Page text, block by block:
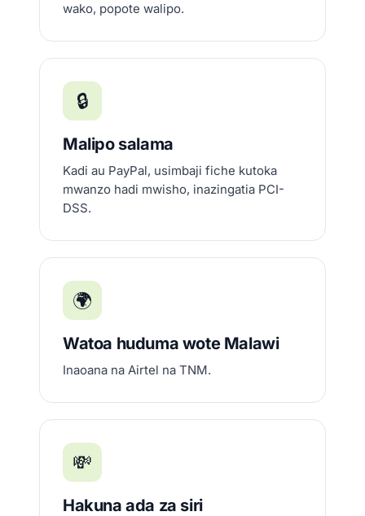
wako, popote walipo.
🔒
Malipo salama
Kadi au PayPal, usimbaji fiche kutoka
mwanzo hadi mwisho, inazingatia PCI-
DSS.
🌍
Watoa huduma wote Malawi
Inaoana na Airtel na TNM.
💸
Hakuna ada za siri